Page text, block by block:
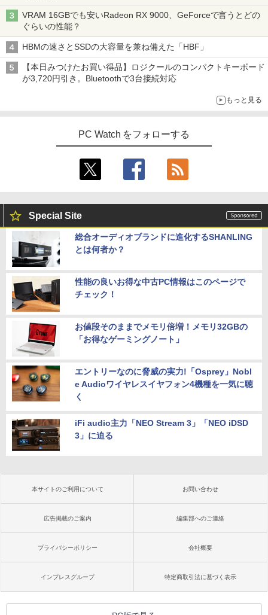
ベルレス 650mlPET×24本
￥2,009
スーパーの裏でヤニ吸うふたり 9巻 (デジタル
￥810
&テンキー】ノートパソコン 中古パソコ
ン 15.6インチ SSD256GB メモリ8GB C
付き Windows11 東芝 dynabook B65
ノートパソコン 中古 PC パソコン 中古ノ
ートPC 最大SSD1TB 最大メモリ16GB
￥21,800
2026】【Office 2019 H&B】【カメラ×F
HD】富士通 LIFEBOOK U939/第8世代 C
GB/1TB/Wi-fi/Bluetooth/13.3型/HDMI/U
SB-C/USB3.1/パソコン 中古PC 中古ノー
ノートパソコン 新品 14インチ Office搭
TB Webカメラ WiFi Bluetooth 選べる
カラー 14型 薄型 軽量
Windows11 Pro 超軽量 4コア/4スレッド
2.9GHz ミニパソコン M.2 2242 SATA WI
トップPC NucBox みにpc 省エネ オフィ
ス
￥46,248
i7 第12世代 corei3 corei5 Windows11
SSD 128GB～2TB メモリ8GB～32GB 2
デスクワーク 動画視聴 おしゃれ 本体の
5
★レノボ / Lenovo ThinkCentre M70q
Tiny Gen 5 12TES7DK00 (Windows 11
ン】【送料無料】
ニター サブディスプレイ テレワーク 在
宅勤務 UPERFECT
￥8,999
Yoothi 互換品 液晶 14.0インチ NEC LAV
IE N14 Slim N1455/HA N1455/HAL PC-
N1455HAL 対応 FullHD 1920x1080 IPS
￥9,800
HD 240Hz 1ms Fast IPSパネル HDMI2.0
×1 DP1.4×1 Adaptive Sync対応 フリッ
カーフリー ブルーライトカット モニター
ディスプレイ MAXZEN MGM25IC04-F2
40
4
実写映画『ブルーロック』公式PHOTO
￥2,200
細胞の分子生物学 [ 中村 桂子 ]
VRAM 16GBでも安いRadeon RX 9000、GeForceで言うとどの
ぐらいの性能？
HBMの速さとSSDの大容量を兼ね備えた「HBF」
【本日みつけたお買い得品】ロジクールのコンパクトキーボード
が3,720円引き。Bluetoothで3台接続対応
もっと見る
PC Watch をフォローする
Special Site
総合オーディオブランドに進化するSHANLING
とは何者か？
性能の良いお得な中古PC情報はこのページで
チェック！
お値段そのままでメモリ倍増！メモリ32GBの
「お得なゲーミングノート」
エントリーなのに脅威の実力!「Osprey」Nobl
e Audioワイヤレスイヤフォン4機種を一気に聴
く
iFi audio主力「NEO Stream 3」「NEO iDSD
3」に迫る
本サイトのご利用について お問い合わせ
広告掲載のご案内 編集部へのご連絡
プライバシーポリシー 会社概要
インプレスグループ 特定商取引法に基づく表示